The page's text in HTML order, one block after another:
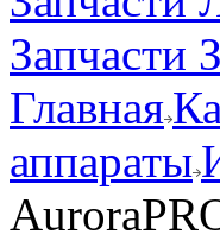
Запчасти
Главная
аппараты